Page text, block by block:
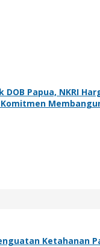
Papua, NKRI
Ketahanan